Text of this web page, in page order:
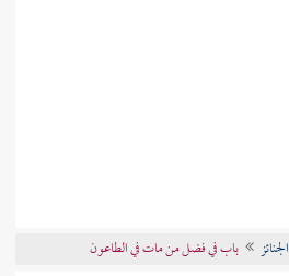
باب في فضل من مات في الطاعون